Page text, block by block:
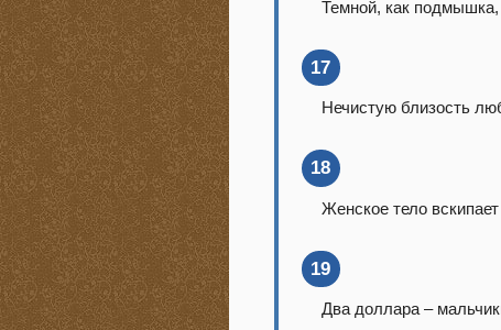
Темной, как подмышка,
17
Нечистую близость
18
Женское тело
19
Два доллара –